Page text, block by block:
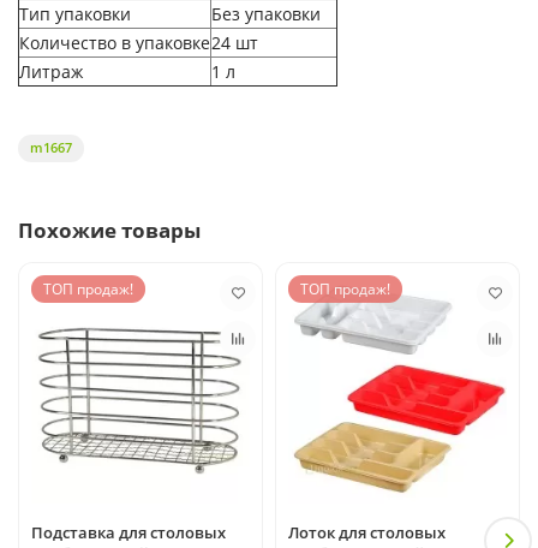
Тип упаковки
Без упаковки
Количество в упаковке24 шт
Литраж
1 л
m1667
Похожие товары
ТОП продаж!
Подставка для столовых
ТОП продаж!
Лоток для столовых